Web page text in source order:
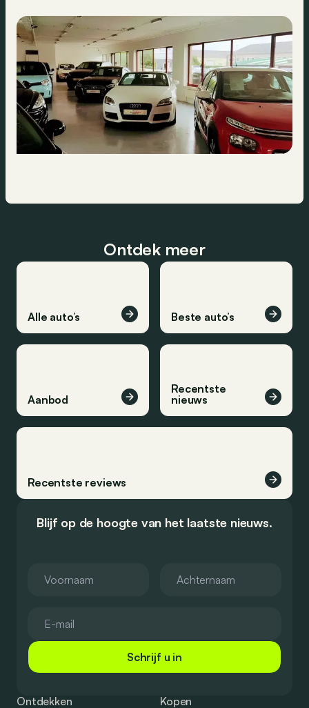
Ontdek meer
Alle auto’s Beste auto’s
Aanbod
Recentste
nieuws
Recentste reviews
Blijf op de hoogte van het laatste nieuws.
Schrijf u in
Ontdekken
Kopen